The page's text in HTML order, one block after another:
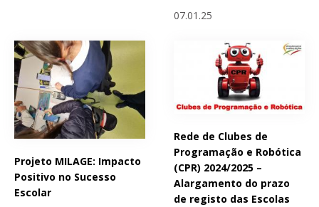
07.01.25
Projeto MILAGE: Impacto
Positivo no Sucesso
Escolar
Rede de Clubes de
Programação e Robótica
(CPR) 2024/2025 –
Alargamento do prazo
de registo das Escolas